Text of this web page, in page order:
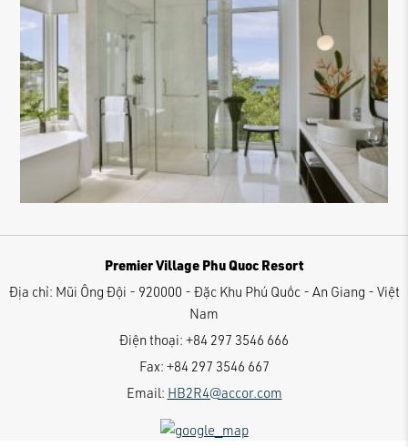
Premier Village Phu Quoc Resort
Địa chỉ: Mũi Ông Đội - 920000 - Đặc Khu Phú Quốc - An Giang - Việt
Nam
Điện thoại: +84 297 3546 666
Fax: +84 297 3546 667
Email: HB2R4@accor.com